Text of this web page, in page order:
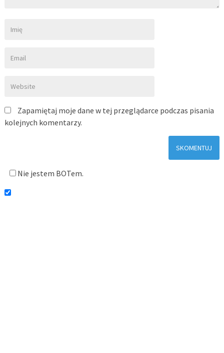
Zapamiętaj moje dane w tej przeglądarce podczas pisania
kolejnych komentarzy.
Nie jestem BOTem.